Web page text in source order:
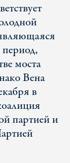
моста
Вена
в
партией и